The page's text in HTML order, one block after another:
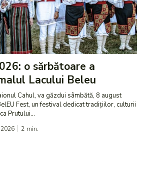
o sărbătoare a
Lacului Beleu
Cahul, va găzdui sâmbătă, 8 august
Fest, un festival dedicat tradițiilor, culturii
Prutului...
2 min.